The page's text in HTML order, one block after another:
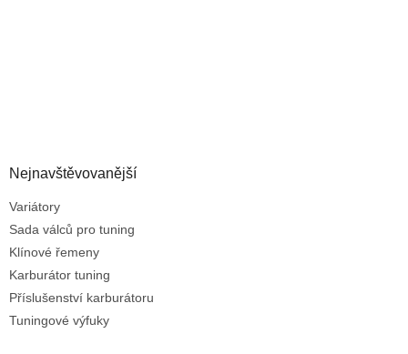
Nejnavštěvovanější
Variátory
Sada válců pro tuning
Klínové řemeny
Karburátor tuning
Příslušenství karburátoru
Tuningové výfuky